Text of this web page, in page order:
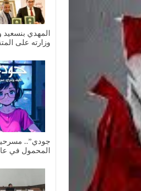
المهدي بنسعيد
وزارته على
جودي”..
المحمول في